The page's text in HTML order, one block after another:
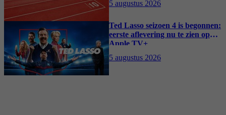
5 augustus 2026
Ted Lasso seizoen 4 is begonnen:
eerste aflevering nu te zien op
Apple TV+
5 augustus 2026